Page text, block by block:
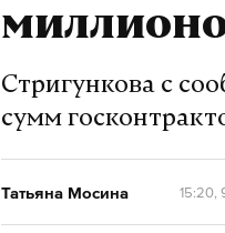
Стригункова с
сумм
Татьяна Мосина 15:20,